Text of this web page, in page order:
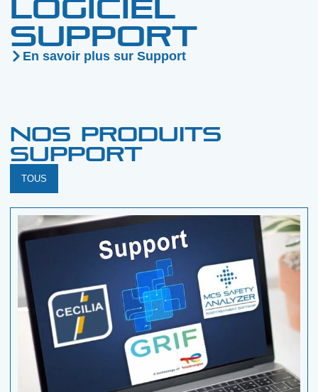
Logiciel
Support
En savoir plus sur Support
Nos produits
Support
TOUS